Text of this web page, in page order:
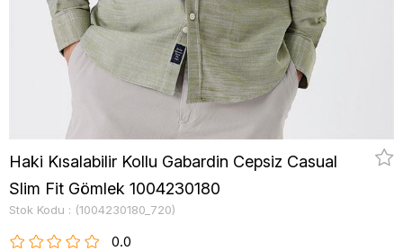
Haki Kısalabilir Kollu Gabardin Cepsiz Casual
Slim Fit Gömlek 1004230180
Stok Kodu (1004230180_720)
0.0